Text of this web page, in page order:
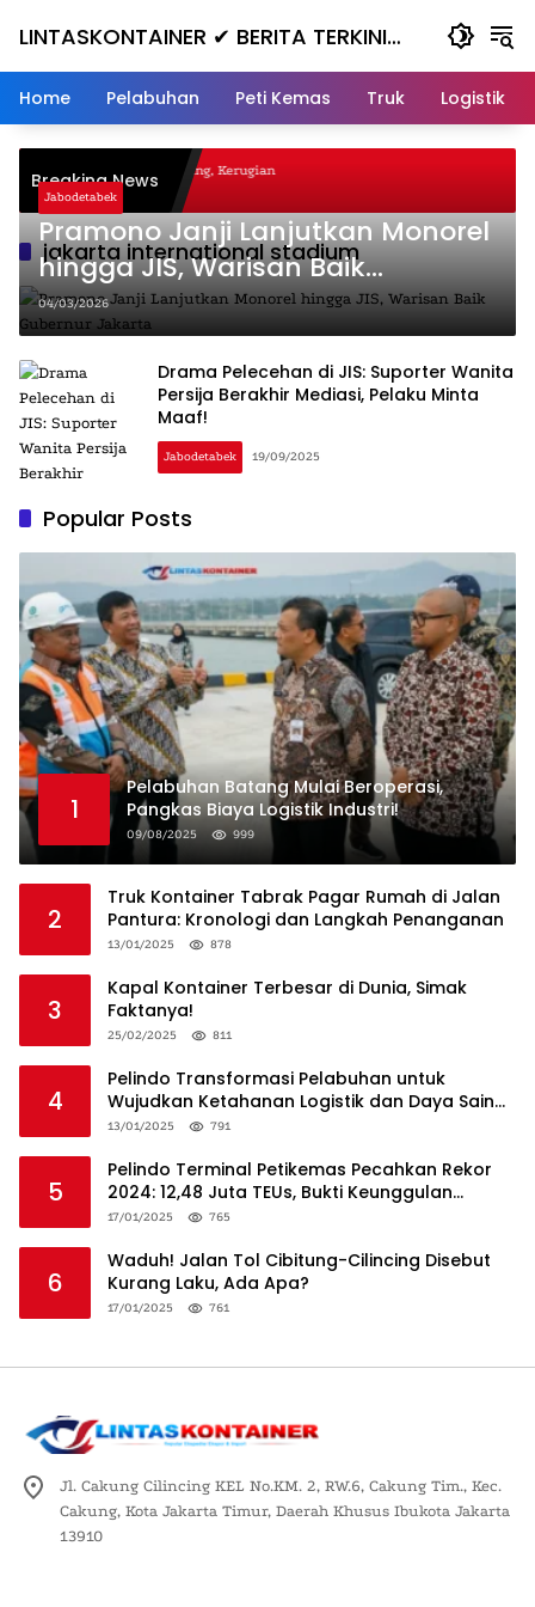
LINTASKONTAINER ✔ BERITA TERKINI
KONTAINER TERBARU HARI INI
Home Pelabuhan Peti Kemas Truk Logistik
Breaking News
Nanjak, Masuk ke Jurang, Kerugian
jakarta international stadium
Jabodetabek
Pramono Janji Lanjutkan Monorel
hingga JIS, Warisan Baik
Gubernur Jakarta
04/03/2026
Drama Pelecehan di JIS: Suporter Wanita
Persija Berakhir Mediasi, Pelaku Minta
Maaf!
Jabodetabek 19/09/2025
Popular Posts
1
Pelabuhan Batang Mulai Beroperasi,
Pangkas Biaya Logistik Industri!
09/08/2025 999
2
Truk Kontainer Tabrak Pagar Rumah di Jalan
Pantura: Kronologi dan Langkah Penanganan
13/01/2025 878
3
Kapal Kontainer Terbesar di Dunia, Simak
Faktanya!
25/02/2025 811
4
Pelindo Transformasi Pelabuhan untuk
Wujudkan Ketahanan Logistik dan Daya Saing
Global
13/01/2025 791
5
Pelindo Terminal Petikemas Pecahkan Rekor
2024: 12,48 Juta TEUs, Bukti Keunggulan
Logistik Nasional
17/01/2025 765
6
Waduh! Jalan Tol Cibitung-Cilincing Disebut
Kurang Laku, Ada Apa?
17/01/2025 761
Jl. Cakung Cilincing KEL No.KM. 2, RW.6, Cakung Tim., Kec.
Cakung, Kota Jakarta Timur, Daerah Khusus Ibukota Jakarta
13910